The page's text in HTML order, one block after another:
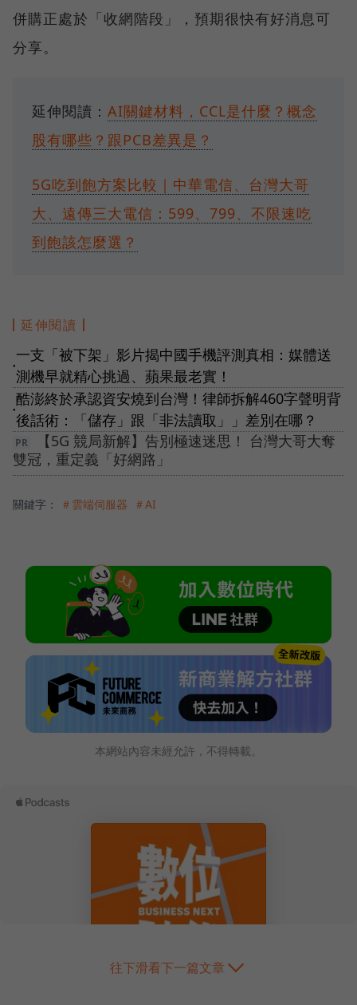
併購正處於「收網階段」，預期很快有好消息可
分享。
延伸閱讀： AI關鍵材料，CCL是什麼？概念
股有哪些？跟PCB差異是？
5G吃到飽方案比較｜中華電信、台灣大哥
大、遠傳三大電信：599、799、不限速吃
到飽該怎麼選？
延伸閱讀
●
一支「被下架」影片揭中國手機評測真相：媒體送
測機早就精心挑過、蘋果最老實！
●
酷澎終於承認資安燒到台灣！律師拆解460字聲明背
後話術：「儲存」跟「非法讀取」」差別在哪？
【5G 競局新解】告別極速迷思！ 台灣大哥大奪
雙冠，重定義「好網路」
關鍵字： ＃雲端伺服器 ＃AI
本網站內容未經允許，不得轉載。
往下滑看下一篇文章